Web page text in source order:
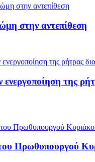
στην αντεπίθεση
της
του Πρωθυπουργού